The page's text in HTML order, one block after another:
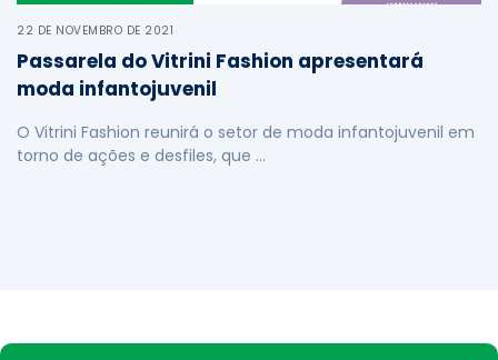
22 DE NOVEMBRO DE 2021
Passarela do Vitrini Fashion apresentará
moda infantojuvenil
O Vitrini Fashion reunirá o setor de moda infantojuvenil em
torno de ações e desfiles, que …